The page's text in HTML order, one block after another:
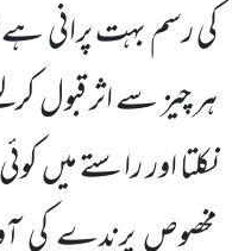
کی رسم بہت پرانی
ہر چیز سے اثر قبول
نکلتا اور راستے میں
مخصوص پرندے کی